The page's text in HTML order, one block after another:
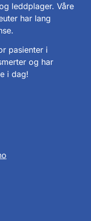
leddplager. Våre
har lang
pasienter i
og har
i dag!